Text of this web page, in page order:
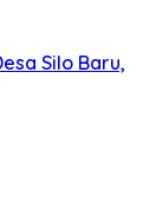
Silo Baru,